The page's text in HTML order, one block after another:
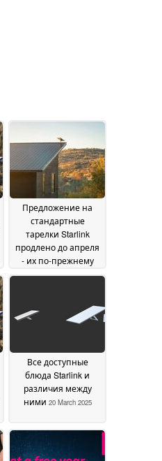
Предложение на
стандартные
тарелки Starlink
продлено до апреля
- их по-прежнему
можно приобрести
Все доступные
блюда Starlink и
различия между
ними 20 March 2025